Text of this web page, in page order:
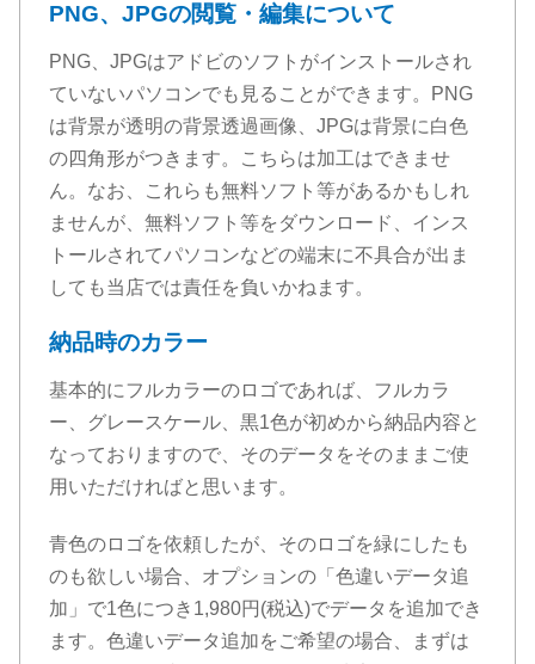
PNG、JPGの閲覧・編集について
PNG、JPGはアドビのソフトがインストールされ
ていないパソコンでも見ることができます。PNG
は背景が透明の背景透過画像、JPGは背景に白色
の四角形がつきます。こちらは加工はできませ
ん。なお、これらも無料ソフト等があるかもしれ
ませんが、無料ソフト等をダウンロード、インス
トールされてパソコンなどの端末に不具合が出ま
しても当店では責任を負いかねます。
納品時のカラー
基本的にフルカラーのロゴであれば、フルカラ
ー、グレースケール、黒1色が初めから納品内容と
なっておりますので、そのデータをそのままご使
用いただければと思います。
青色のロゴを依頼したが、そのロゴを緑にしたも
のも欲しい場合、オプションの「色違いデータ追
加」で1色につき1,980円(税込)でデータを追加でき
ます。色違いデータ追加をご希望の場合、まずは